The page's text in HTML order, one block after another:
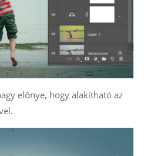
előnye, hogy alakítható az